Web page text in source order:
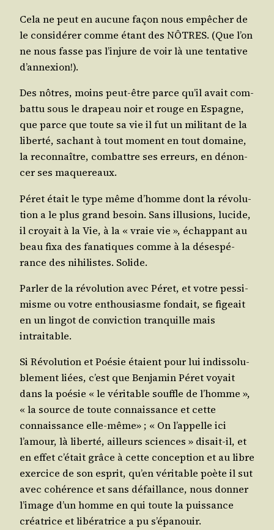
Cela ne peut en aucune façon nous empê­cher de
le consi­dé­rer comme étant des NÔTRES. (Que l’on
ne nous fasse pas l’injure de voir là une ten­ta­tive
d’annexion!).
Des nôtres, moins peut-être parce qu’il avait com­
bat­tu sous le dra­peau noir et rouge en Espagne,
que parce que toute sa vie il fut un mili­tant de la
liber­té, sachant à tout moment en tout domaine,
la recon­naître, com­battre ses erreurs, en dénon­
cer ses maquereaux.
Péret était le type même d’homme dont la révo­lu­
tion a le plus grand besoin. Sans illu­sions, lucide,
il croyait à la Vie, à la « vraie vie », échap­pant au
beau fixa des fana­tiques comme à la déses­pé­
rance des nihi­listes. Solide.
Par­ler de la révo­lu­tion avec Péret, et votre pes­si­
misme ou votre enthou­siasme fon­dait, se figeait
en un lin­got de convic­tion tran­quille mais
intraitable.
Si Révo­lu­tion et Poé­sie étaient pour lui indis­so­lu­
ble­ment liées, c’est que Ben­ja­min Péret voyait
dans la poé­sie « le véri­table souffle de l’homme »,
« la source de toute connais­sance et cette
connais­sance elle-même» ; « On l’appelle ici
l’amour, là liber­té, ailleurs sciences » disait-il, et
en effet c’était grâce à cette concep­tion et au libre
exer­cice de son esprit, qu’en véri­table poète il sut
avec cohé­rence et sans défaillance, nous don­ner
l’image d’un homme en qui toute la puis­sance
créa­trice et libé­ra­trice a pu s’épanouir.